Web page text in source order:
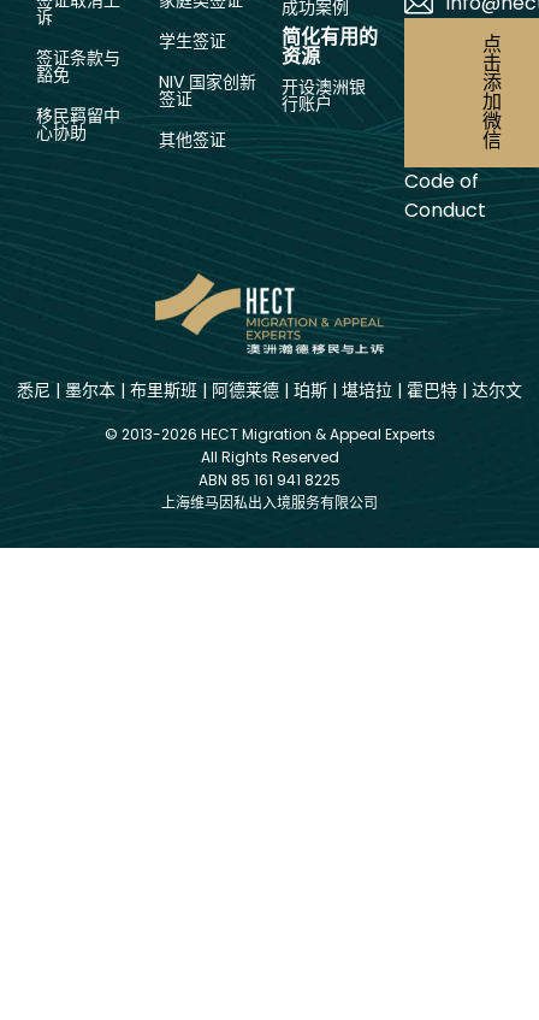
诉
签证条款与
豁免
移民羁留中
心协助
学生签证
NIV 国家创新
签证
其他签证
成功案例
简化有用的
资源
开设澳洲银
行账户
点
击
添
加
微
信
Code of
Conduct
悉尼 | 墨尔本 | 布里斯班 | 阿德莱德 | 珀斯 | 堪培拉 | 霍巴特 | 达尔文
© 2013-2026 HECT Migration & Appeal Experts
All Rights Reserved
ABN 85 161 941 8225
上海维马因私出入境服务有限公司